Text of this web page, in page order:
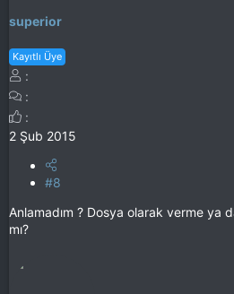
superior
Kayıtlı Üye
2 Şub 2015
#8
Anlamadım ? Dosya olarak verme ya
mı?